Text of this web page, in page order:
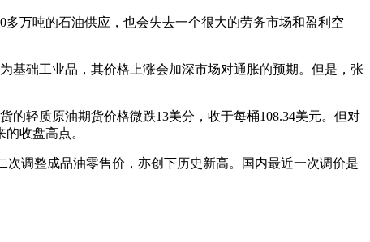
万吨的石油供应，也会失去一个很大的劳务市场和盈利空
基础工业品，其价格上涨会加深市场对通胀的预期。但是，张
轻质原油期货价格微跌13美分，收于每桶108.34美元。但对
收盘高点。
次调整成品油零售价，亦创下历史新高。国内最近一次调价是